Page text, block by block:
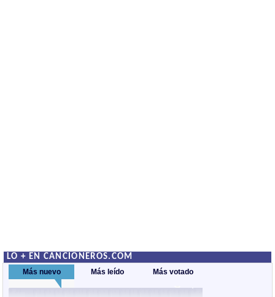
LO + EN CANCIONEROS.COM
Más nuevo Más leído Más votado